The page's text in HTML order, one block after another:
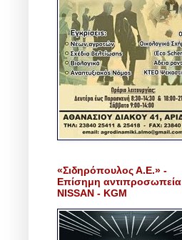
«Σιδηρόπουλος Α.Ε.» -
Επίσημη αντιπροσωπεία
NISSAN - KGM